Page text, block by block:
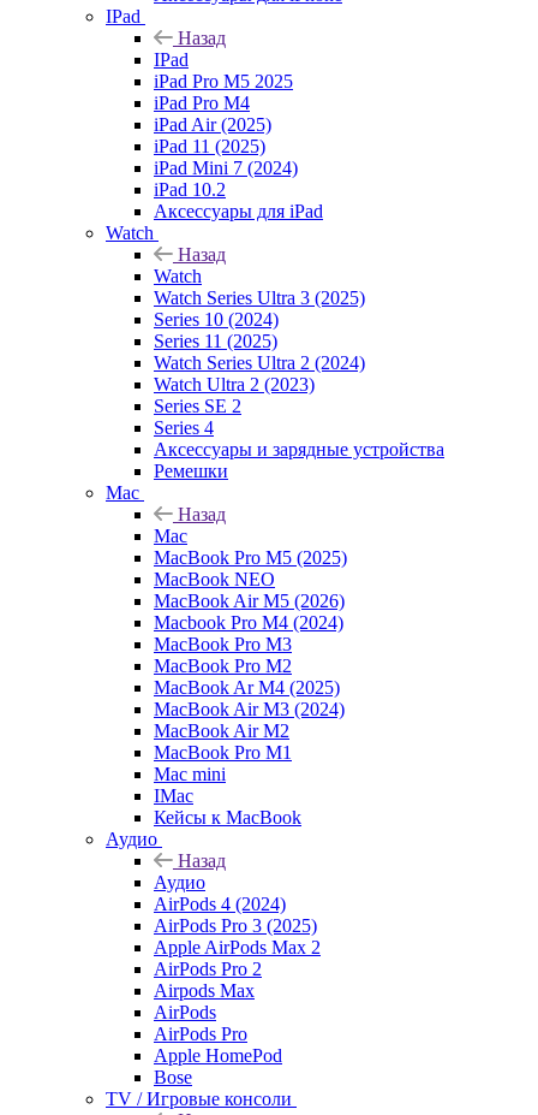
IPad
Назад
IPad
iPad Pro M5 2025
iPad Pro M4
iPad Air (2025)
iPad 11 (2025)
iPad Mini 7 (2024)
iPad 10.2
Аксессуары для iPad
Watch
Назад
Watch
Watch Series Ultra 3 (2025)
Series 10 (2024)
Series 11 (2025)
Watch Series Ultra 2 (2024)
Watch Ultra 2 (2023)
Series SE 2
Series 4
Аксессуары и зарядные устройства
Ремешки
Mac
Назад
Mac
MacBook Pro M5 (2025)
MacBook NEO
MacBook Air M5 (2026)
Macbook Pro M4 (2024)
MacBook Pro M3
MacBook Pro M2
MacBook Ar M4 (2025)
MacBook Air M3 (2024)
MacBook Air M2
MacBook Pro M1
Mac mini
IMac
Кейсы к MacBook
Аудио
Назад
Аудио
AirPods 4 (2024)
AirPods Pro 3 (2025)
Apple AirPods Max 2
AirPods Pro 2
Airpods Max
AirPods
AirPods Pro
Apple HomePod
Bose
TV / Игровые консоли